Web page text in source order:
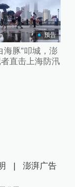
预告
海豚”叩城，澎
直击上海防汛
| 澎湃广告